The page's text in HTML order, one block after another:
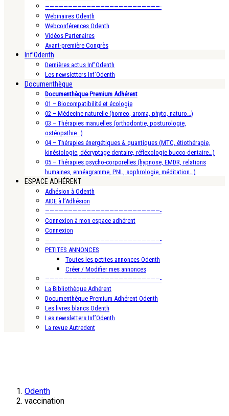
—————————————————————————-
Webinaires Odenth
Webconférences Odenth
Vidéos Partenaires
Avant-première Congrès
Inf’Odenth
Dernières actus Inf’Odenth
Les newsletters Inf’Odenth
Documenthèque
Documenthèque Premium Adhérent
01 – Biocompatibilité et écologie
02 – Médecine naturelle (homeo, aroma, phyto, naturo…)
03 – Thérapies manuelles (orthodontie, posturologie,
ostéopathie…)
04 – Thérapies énergétiques & quantiques (MTC, étiothérapie,
kinésiologie, décryptage dentaire, réflexologie bucco-dentaire…)
05 – Thérapies psycho-corporelles (hypnose, EMDR, relations
humaines, ennéagramme, PNL, sophrologie, méditation…)
ESPACE ADHÉRENT
Adhésion à Odenth
AIDE à l’Adhésion
—————————————————————————-
Connexion à mon espace adhérent
Connexion
—————————————————————————-
PETITES ANNONCES
Toutes les petites annonces Odenth
Créer / Modifier mes annonces
—————————————————————————-
La Bibliothèque Adhérent
Documenthèque Premium Adhérent Odenth
Les livres blancs Odenth
Les newsletters Inf’Odenth
La revue Autredent
Odenth
vaccination